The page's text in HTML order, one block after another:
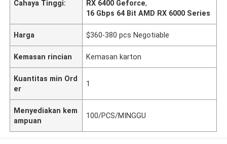
Cahaya Tinggi:
RX 6400 Geforce,
16 Gbps 64 Bit AMD RX 6000 Series
Harga $360-380 pcs Negotiable
Kemasan rincian Kemasan karton
Kuantitas min Ord
er
1
Menyediakan kem
ampuan
100/PCS/MINGGU